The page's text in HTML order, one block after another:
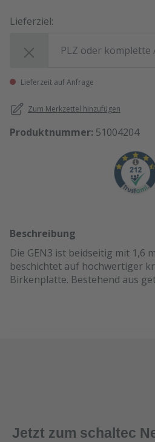
Lieferziel:
Lieferzeit auf Anfrage
Zum Merkzettel hinzufügen
Produktnummer: 51004204
Beschreibung
Die GEN3 ist beidseitig mit 1,6
beschichtet auf hochwertiger
Birkenplatte. Bestehend aus
Jetzt zum schaltec